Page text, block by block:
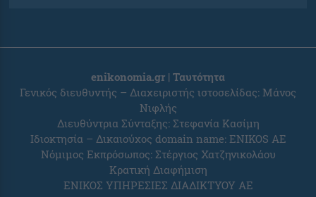
enikonomia.gr | Ταυτότητα
Γενικός διευθυντής – Διαχειριστής ιστοσελίδας: Μάνος
Νιφλής
Διευθύντρια Σύνταξης: Στεφανία Κασίμη
Ιδιοκτησία – Δικαιούχος domain name: ENIKOS AE
Νόμιμος Εκπρόσωπος: Στέργιος Χατζηνικολάου
Κρατική Διαφήμιση
ΕΝΙΚΟΣ ΥΠΗΡΕΣΙΕΣ ΔΙΑΔΙΚΤΥΟΥ ΑΕ